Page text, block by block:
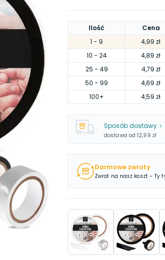
Ilość Cena
1 - 9 4,99 zł
10 - 24 4,89 zł
25 - 49 4,79 zł
50 - 99 4,69 zł
100+ 4,59 zł
Sposób dostawy
dostawa od 12,99 zł
Darmowe zwroty
Zwrot na nasz koszt – Ty